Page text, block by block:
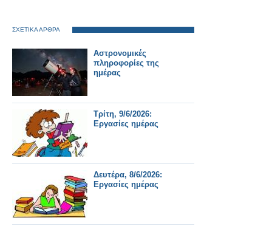
ΣΧΕΤΙΚΑ ΑΡΘΡΑ
Αστρονομικές
πληροφορίες της
ημέρας
Τρίτη, 9/6/2026:
Εργασίες ημέρας
Δευτέρα, 8/6/2026:
Εργασίες ημέρας